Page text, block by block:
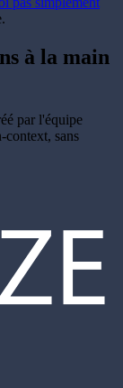
à la main
par l'équipe
sans